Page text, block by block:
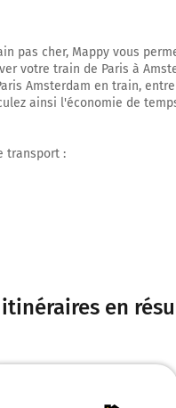
pas cher, Mappy vous
votre train de Paris à
Amsterdam en train,
ainsi l'économie de
transport :
en